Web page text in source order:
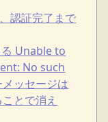
認証完了まで
Unable to
No such
ッセージは
とで消え